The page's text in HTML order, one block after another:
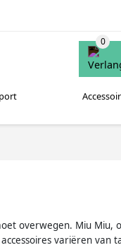
overwegen. Miu Miu,
variëren van